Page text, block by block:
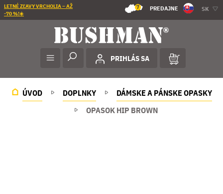
LETNÉ ZĽAVY VRCHOLIA – AŽ
-70 %!☀️
7 PREDAJNE SK
PRIHLÁS SA
ÚVOD DOPLNKY
DÁMSKE A PÁNSKE OPASKY
OPASOK HIP BROWN